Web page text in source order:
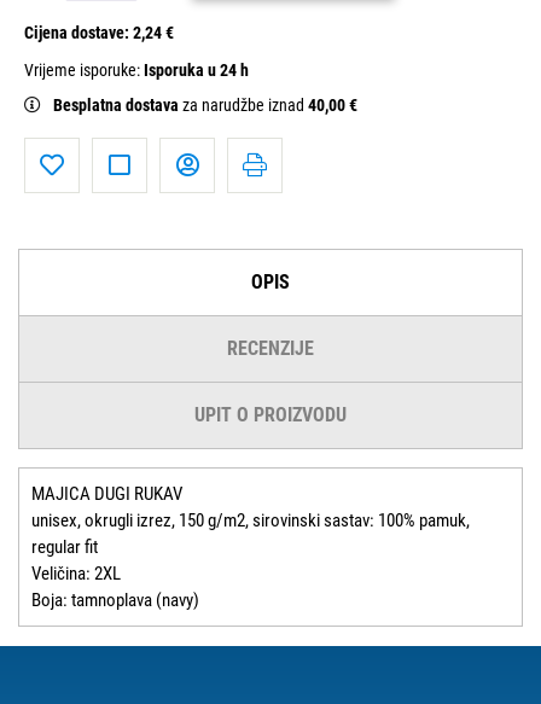
Cijena dostave: 2,24 €
Vrijeme isporuke:Isporuka u 24 h
Besplatna dostava za narudžbe iznad 40,00 €
OPIS
RECENZIJE
UPIT O PROIZVODU
MAJICA DUGI RUKAV
unisex, okrugli izrez, 150 g/m2, sirovinski sastav: 100% pamuk,
regular fit
Veličina: 2XL
Boja: tamnoplava (navy)